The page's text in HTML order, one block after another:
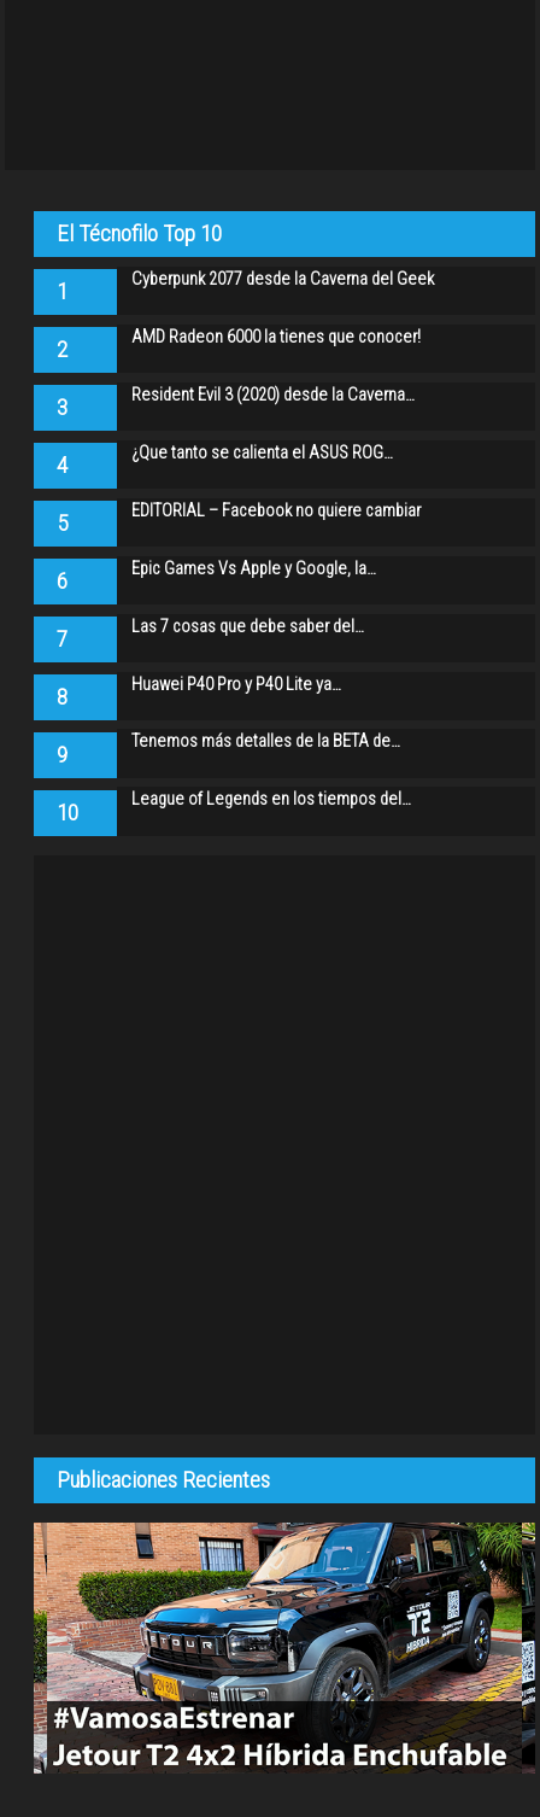
El Técnofilo Top 10
1 Cyberpunk 2077 desde la Caverna del Geek
2 AMD Radeon 6000 la tienes que conocer!
3 Resident Evil 3 (2020) desde la Caverna…
4 ¿Que tanto se calienta el ASUS ROG…
5 EDITORIAL – Facebook no quiere cambiar
6 Epic Games Vs Apple y Google, la…
7 Las 7 cosas que debe saber del…
8 Huawei P40 Pro y P40 Lite ya…
9 Tenemos más detalles de la BETA de…
10 League of Legends en los tiempos del…
Publicaciones Recientes